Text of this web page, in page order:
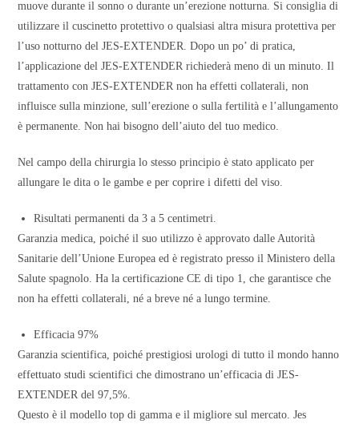
muove durante il sonno o durante un’erezione notturna. Si consiglia di
utilizzare il cuscinetto protettivo o qualsiasi altra misura protettiva per
l’uso notturno del JES-EXTENDER. Dopo un po’ di pratica,
l’applicazione del JES-EXTENDER richiederà meno di un minuto. Il
trattamento con JES-EXTENDER non ha effetti collaterali, non
influisce sulla minzione, sull’erezione o sulla fertilità e l’allungamento
è permanente. Non hai bisogno dell’aiuto del tuo medico.
Nel campo della chirurgia lo stesso principio è stato applicato per
allungare le dita o le gambe e per coprire i difetti del viso.
Risultati permanenti da 3 a 5 centimetri.
Garanzia medica, poiché il suo utilizzo è approvato dalle Autorità
Sanitarie dell’Unione Europea ed è registrato presso il Ministero della
Salute spagnolo. Ha la certificazione CE di tipo 1, che garantisce che
non ha effetti collaterali, né a breve né a lungo termine.
Efficacia 97%
Garanzia scientifica, poiché prestigiosi urologi di tutto il mondo hanno
effettuato studi scientifici che dimostrano un’efficacia di JES-
EXTENDER del 97,5%.
Questo è il modello top di gamma e il migliore sul mercato. Jes